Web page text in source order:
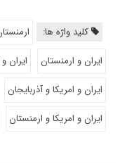
کلید واژه ها:
ایران و ارمنستان
ایران
ایران و امریکا و آذربایجان
ایران و امریکا و ارمنستان